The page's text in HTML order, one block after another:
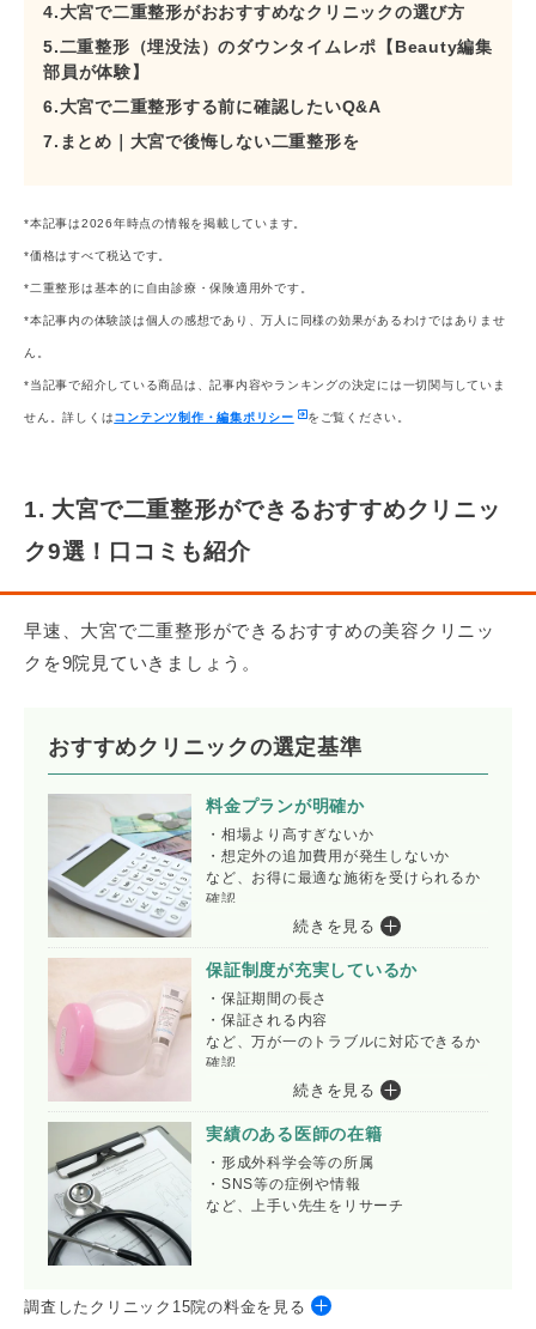
4.大宮で二重整形がおおすすめなクリニックの選び方
5.二重整形（埋没法）のダウンタイムレポ【Beauty編集
部員が体験】
6.大宮で二重整形する前に確認したいQ&A
7.まとめ｜大宮で後悔しない二重整形を
*本記事は2026年時点の情報を掲載しています。
*価格はすべて税込です。
*二重整形は基本的に自由診療・保険適用外です。
*本記事内の体験談は個人の感想であり、万人に同様の効果があるわけではありませ
ん。
*当記事で紹介している商品は、記事内容やランキングの決定には一切関与していま
せん。詳しくはコンテンツ制作・編集ポリシー をご覧ください。
1. 大宮で二重整形ができるおすすめクリニッ
ク9選！口コミも紹介
早速、大宮で二重整形ができるおすすめの美容クリニッ
クを9院見ていきましょう。
おすすめクリニックの選定基準
料金プランが明確か
・相場より高すぎないか
・想定外の追加費用が発生しないか
など、お得に最適な施術を受けられるか
確認
続きを見る
保証制度が充実しているか
・保証期間の長さ
・保証される内容
など、万が一のトラブルに対応できるか
確認
続きを見る
実績のある医師の在籍
・形成外科学会等の所属
・SNS等の症例や情報
など、上手い先生をリサーチ
調査したクリニック15院の料金を見る